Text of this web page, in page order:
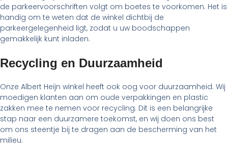
de parkeervoorschriften volgt om boetes te voorkomen. Het is
handig om te weten dat de winkel dichtbij de
parkeergelegenheid ligt, zodat u uw boodschappen
gemakkelijk kunt inladen.
Recycling en Duurzaamheid
Onze Albert Heijn winkel heeft ook oog voor duurzaamheid. Wij
moedigen klanten aan om oude verpakkingen en plastic
zakken mee te nemen voor recycling. Dit is een belangrijke
stap naar een duurzamere toekomst, en wij doen ons best
om ons steentje bij te dragen aan de bescherming van het
milieu.